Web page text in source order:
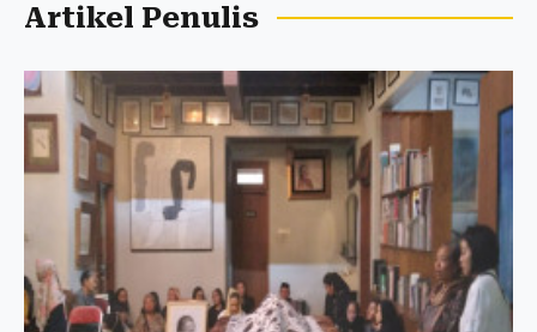
Artikel Penulis